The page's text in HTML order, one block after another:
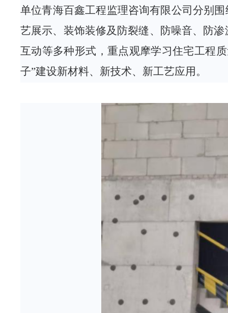
单位青海百鑫工程监理咨询有限公司分别围
艺展示、装饰装修及防裂缝、 防噪音、 防渗
互动等多种形式，重点观摩学习住宅工程
子”建设新材料、新技术、新工艺应用。